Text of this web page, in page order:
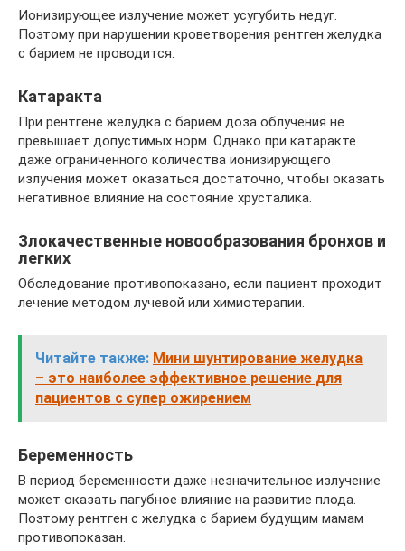
Ионизирующее излучение может усугубить недуг.
Поэтому при нарушении кроветворения рентген желудка
с барием не проводится.
Катаракта
При рентгене желудка с барием доза облучения не
превышает допустимых норм. Однако при катаракте
даже ограниченного количества ионизирующего
излучения может оказаться достаточно, чтобы оказать
негативное влияние на состояние хрусталика.
Злокачественные новообразования бронхов и
легких
Обследование противопоказано, если пациент проходит
лечение методом лучевой или химиотерапии.
Читайте также: Мини шунтирование желудка
– это наиболее эффективное решение для
пациентов с супер ожирением
Беременность
В период беременности даже незначительное излучение
может оказать пагубное влияние на развитие плода.
Поэтому рентген с желудка с барием будущим мамам
противопоказан.